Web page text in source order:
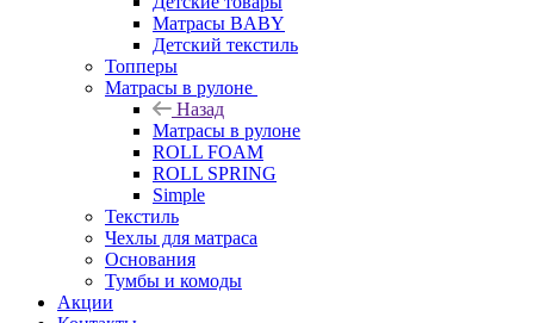
Матрасы BABY
Детский текстиль
Топперы
Матрасы в рулоне
Назад
Матрасы в рулоне
ROLL FOAM
ROLL SPRING
Simple
Текстиль
Чехлы для матраса
Основания
Тумбы и комоды
Акции